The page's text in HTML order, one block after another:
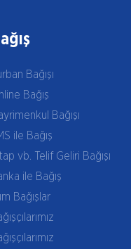
Bağışı
Bağış
Bağışı
ile Bağış
vb. Telif Geliri Bağışı
ile Bağış
Bağışlar